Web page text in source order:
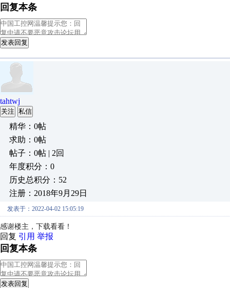
回复本条
发表回复
tahtwj
关注 私信
精华：0帖
求助：0帖
帖子：0帖 | 2回
年度积分：0
历史总积分：52
注册：2018年9月29日
发表于：2022-04-02 15:05:19
感谢楼主，下载看看！
回复 引用 举报
回复本条
发表回复